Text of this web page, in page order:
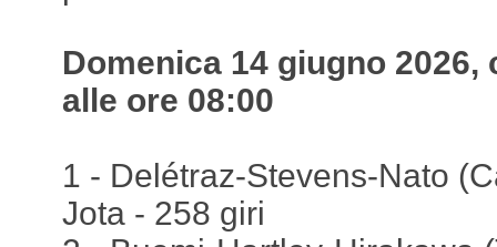
Domenica 14 giugno
alle ore 08:00
1 - Delétraz-Stevens-Nato
Jota - 258 giri